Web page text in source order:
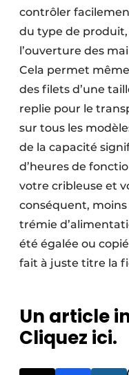
contrôler
du type de
l’ouverture des
Cela permet
des filets d’une
replie pour le
sur tous les
de la capacité
d’heures de
votre cribleuse et
conséquent, moins
trémie
été égalée ou
fait à juste titre la
Un article
Cliquez ici.